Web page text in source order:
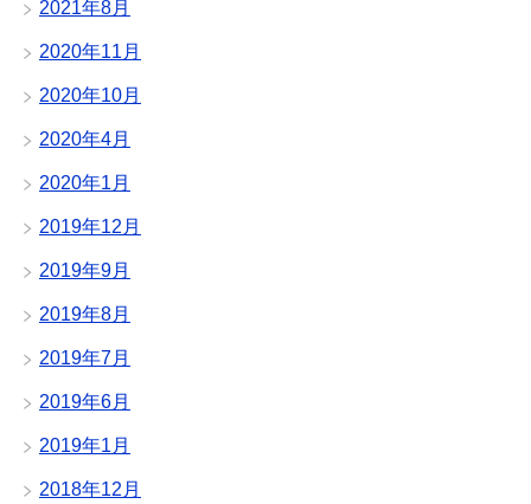
2021年8月
2020年11月
2020年10月
2020年4月
2020年1月
2019年12月
2019年9月
2019年8月
2019年7月
2019年6月
2019年1月
2018年12月